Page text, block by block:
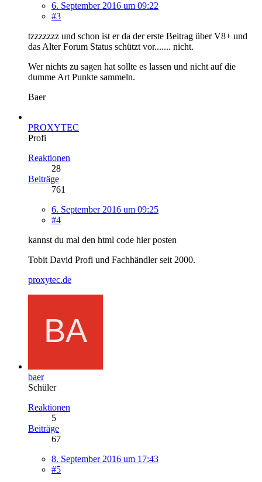
6. September 2016 um 09:22
#3
tzzzzzzz und schon ist er da der erste Beitrag über V8+ und
das Alter Forum Status schützt vor....... nicht.
Wer nichts zu sagen hat sollte es lassen und nicht auf die
dumme Art Punkte sammeln.
Baer
PROXYTEC
Profi
Reaktionen
28
Beiträge
761
6. September 2016 um 09:25
#4
kannst du mal den html code hier posten
Tobit David Profi und Fachhändler seit 2000.
proxytec.de
baer
Schüler
Reaktionen
5
Beiträge
67
8. September 2016 um 17:43
#5